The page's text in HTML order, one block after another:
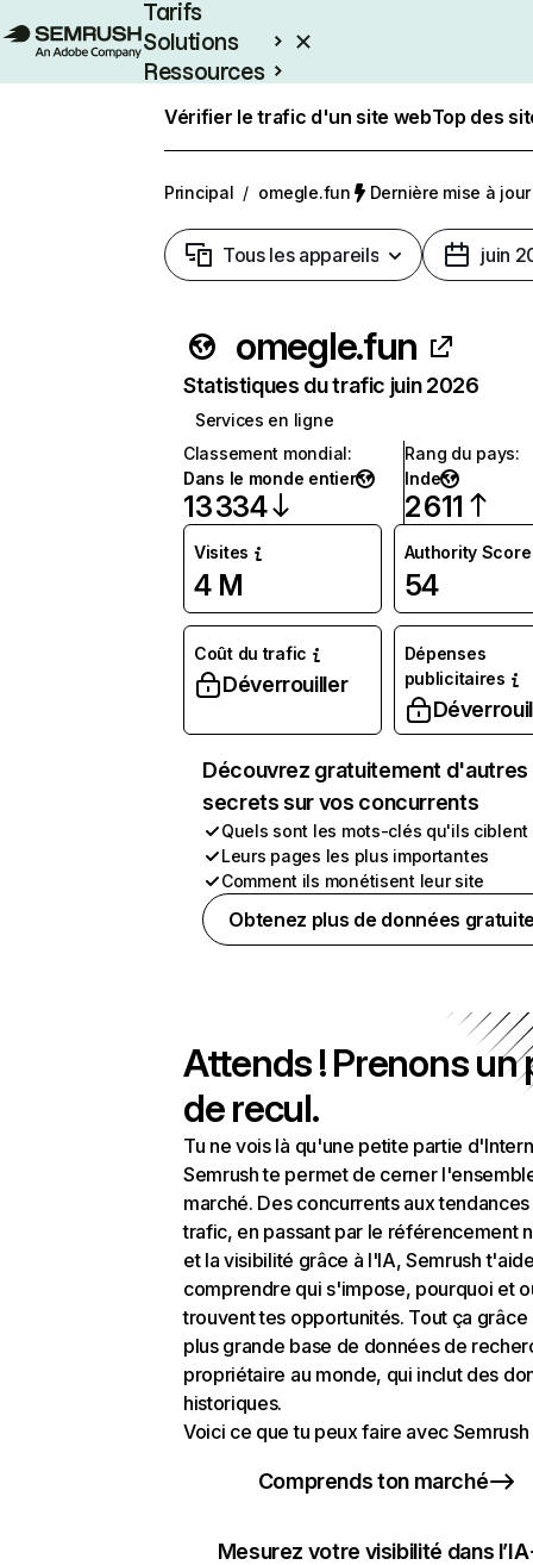
Tarifs
Solutions
Ressources
Vérifier le trafic d'un site webTop des
Principal / omegle.fun Dernière mise à
Tous les appareils juin
omegle.fun
Statistiques du trafic juin 2026
Services en ligne
Classement mondial:
Dans le monde entier
13 334
Rang du pays:
Inde
2 611
Visites
4 M
Authority Score
54
Coût du trafic
Déverrouiller
Dépenses
publicitaires
Découvrez gratuitement d'autres
secrets sur vos concurrents
Quels sont les mots-clés qu'ils ciblent
Leurs pages les plus importantes
Comment ils monétisent leur site
Obtenez plus de données
Attends ! Prenons un
de recul.
Tu ne vois là qu'une petite partie
Semrush te permet de cerner
marché. Des concurrents aux
trafic, en passant par le référencement
et la visibilité grâce à l'IA, Semrush
comprendre qui s'impose, pourquoi et
trouvent tes opportunités. Tout ça grâce
plus grande base de données de
propriétaire au monde, qui inclut des
historiques.
Voici ce que tu peux faire avec Semrush
Comprends ton marché
Mesurez votre visibilité dans l’IA